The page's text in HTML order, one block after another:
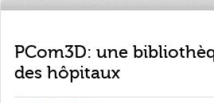
PCom3D: une
des hôpitaux